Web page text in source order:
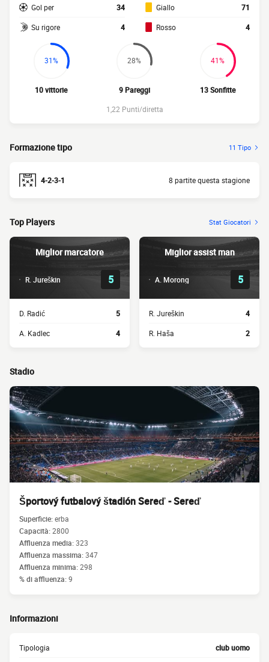
Gol per 34
Su rigore 4
Giallo 71
Rosso 4
31%
10 vittorie
28%
9 Pareggi
41%
13 Sonfitte
1,22 Punti/diretta
Formazione tipo 11 Tipo
4-2-3-1 8 partite questa stagione
Top Players Stat Giocatori
Miglior marcatore
R. Jureškin 5
D. Radić 5
A. Kadlec 4
Miglior assist man
A. Morong 5
R. Jureškin 4
R. Haša 2
Stadio
Športový futbalový štadión Sereď - Sereď
Superficie:erba
Capacità:2800
Affluenza media:323
Affluenza massima:347
Affluenza minima:298
% di affluenza:9
Informazioni
Tipologia club uomo